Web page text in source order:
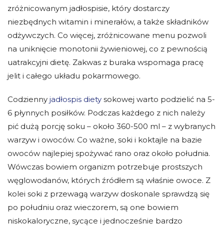
zróżnicowanym jadłospisie, który dostarczy
niezbędnych witamin i minerałów, a także składników
odżywczych. Co więcej, zróżnicowane menu pozwoli
na uniknięcie monotonii żywieniowej, co z pewnością
uatrakcyjni dietę. Zakwas z buraka wspomaga pracę
jelit i całego układu pokarmowego.
Codzienny jadłospis diety sokowej warto podzielić na 5-
6 płynnych posiłków. Podczas każdego z nich należy
pić dużą porcję soku – około 360-500 ml – z wybranych
warzyw i owoców. Co ważne, soki i koktajle na bazie
owoców najlepiej spożywać rano oraz około południa.
Wówczas bowiem organizm potrzebuje prostszych
węglowodanów, których źródłem są właśnie owoce. Z
kolei soki z przewagą warzyw doskonale sprawdzą się
po południu oraz wieczorem, są one bowiem
niskokaloryczne, sycące i jednocześnie bardzo